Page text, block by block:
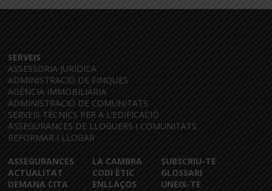
SERVEIS
ASSESSORIA JURÍDICA
ADMINISTRACIÓ DE FINQUES
AGÈNCIA IMMOBILIÀRIA
ADMINISTRACIÓ DE COMUNITATS
SERVEIS TÈCNICS PER A L’EDIFICACIÓ
ASSEGURANCES DE LLOGUERS I COMUNITATS
REFORMAR I LLOGAR
ASSEGURANCES
ACTUALITAT
DEMANA CITA
LA CAMBRA
CODI ÈTIC
ENLLAÇOS
SUBSCRIU-TE
GLOSSARI
UNEIX-TE